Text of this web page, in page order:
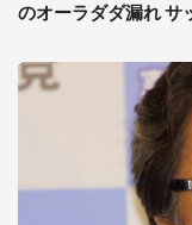
のオーラダダ漏れ サ